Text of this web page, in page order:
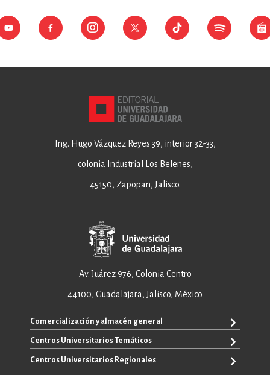
Ing. Hugo Vázquez Reyes 39, interior 32-33,
colonia Industrial Los Belenes,
45150, Zapopan, Jalisco.
Av. Juárez 976, Colonia Centro
44100, Guadalajara, Jalisco, México
Comercialización y almacén general
+52 33 3640 6326
+52 33 3640 4595
Centros Universitarios Temáticos
CUAAD
Centros Universitarios Regionales